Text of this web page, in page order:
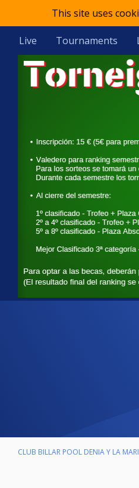
This site uses
Live Tournaments
CLUB BILLAR POOL DENIA Y LA